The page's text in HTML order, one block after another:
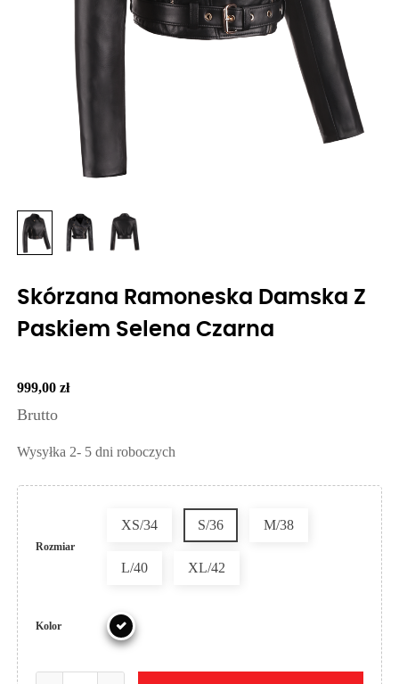
Skórzana Ramoneska Damska Z
Paskiem Selena Czarna
999,00 zł
Brutto
Wysyłka 2- 5 dni roboczych
Rozmiar
XS/34 S/36 M/38
L/40 XL/42
Kolor